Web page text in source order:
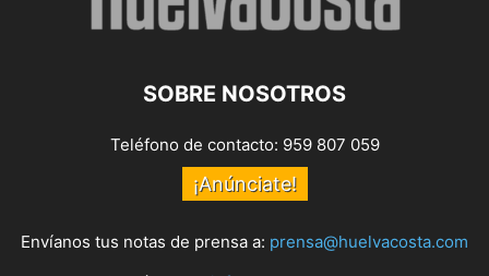
SOBRE NOSOTROS
Teléfono de contacto: 959 807 059
¡Anúnciate!
Envíanos tus notas de prensa a: prensa@huelvacosta.com